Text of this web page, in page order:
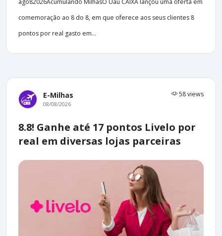
ago82026Acumulando MilhasO Uau CAIXA lançou uma oferta em
comemoração ao 8 do 8, em que oferece aos seus clientes 8
pontos por real gasto em...
E-Milhas 58 views
08/08/2026
8.8! Ganhe até 17 pontos Livelo por
real em diversas lojas parceiras